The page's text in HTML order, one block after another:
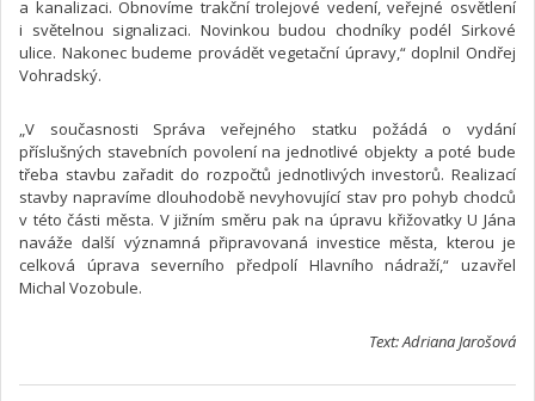
a kanalizaci. Obnovíme trakční trolejové vedení, veřejné osvětlení
i světelnou signalizaci. Novinkou budou chodníky podél Sirkové
ulice. Nakonec budeme provádět vegetační úpravy,“ doplnil Ondřej
Vohradský.
„V současnosti Správa veřejného statku požádá o vydání
příslušných stavebních povolení na jednotlivé objekty a poté bude
třeba stavbu zařadit do rozpočtů jednotlivých investorů. Realizací
stavby napravíme dlouhodobě nevyhovující stav pro pohyb chodců
v této části města. V jižním směru pak na úpravu křižovatky U Jána
naváže další významná připravovaná investice města, kterou je
celková úprava severního předpolí Hlavního nádraží,“ uzavřel
Michal Vozobule.
Text: Adriana Jarošová